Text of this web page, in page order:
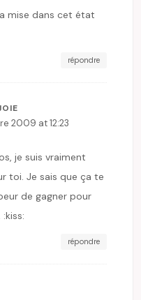
mise dans cet état
répondre
2009 at 12:23
je suis vraiment
toi. Je sais que ça te
de gagner pour
répondre